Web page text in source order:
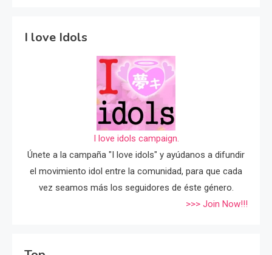
I love Idols
I love idols campaign.
Únete a la campaña "I love idols" y ayúdanos a difundir
el movimiento idol entre la comunidad, para que cada
vez seamos más los seguidores de éste género.
>>> Join Now!!!